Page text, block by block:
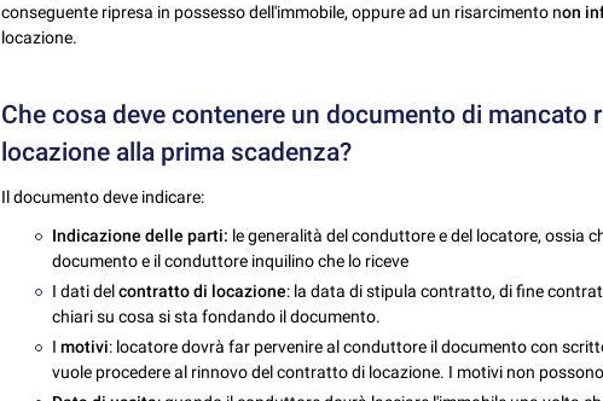
conseguente ripresa in possesso dell'immobile, oppure ad un risarcimento non
locazione.
Che cosa deve contenere un documento di mancato
locazione alla prima scadenza?
Il documento deve indicare:
Indicazione delle parti: le generalità del conduttore e del locatore, ossia
documento e il conduttore inquilino che lo riceve
I dati delcontratto di locazione: la data di stipula contratto, di fine
chiari su cosa si sta fondando il documento.
I motivi: locatore dovrà far pervenire al conduttore il documento con
vuole procedere al rinnovo del contratto di locazione. I motivi non